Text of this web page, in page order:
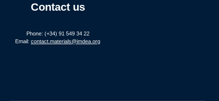
Contact us
Phone: (+34) 91 549 34 22
Email: contact.materials@imdea.org